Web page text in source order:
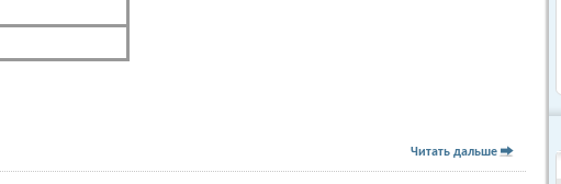
Читать дальше